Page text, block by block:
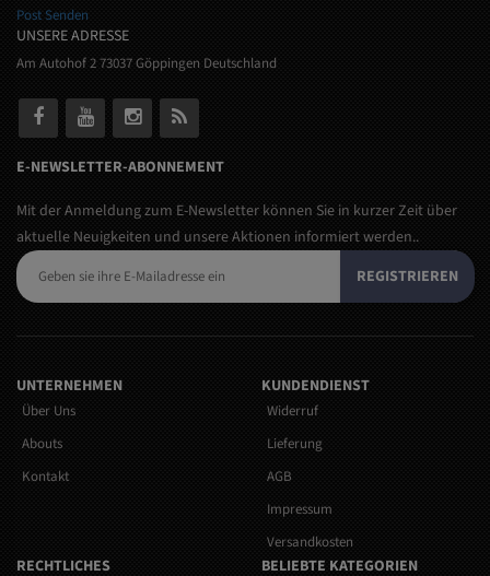
Post Senden
UNSERE ADRESSE
Am Autohof 2 73037 Göppingen Deutschland
E-NEWSLETTER-ABONNEMENT
Mit der Anmeldung zum E-Newsletter können Sie in kurzer Zeit über
aktuelle Neuigkeiten und unsere Aktionen informiert werden..
REGISTRIEREN
UNTERNEHMEN
Über Uns
Abouts
Kontakt
KUNDENDIENST
Widerruf
Lieferung
AGB
Impressum
Versandkosten
RECHTLICHES BELIEBTE KATEGORIEN